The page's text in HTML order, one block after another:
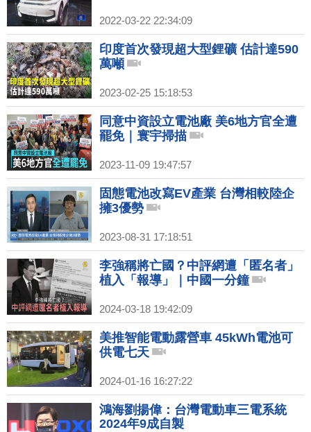
2022-03-22 22:34:09
印度首次發現超大型鋰礦 估計達590
萬噸
2023-02-25 15:18:53
同意中資設立電池廠 美6地方官全遭
罷免｜寰宇掃描
2023-11-09 19:47:57
固態電池改寫EV產業 台灣相較陸企
擁3優勢
2023-08-31 17:18:51
李強稱將亡國？中評網遭「匿名者」
植入「報導」｜中國一分鐘
2024-03-18 19:42:09
美推智能電動露營車 45kWh電池可
供電七天
2024-01-16 16:27:22
鴻海劉揚偉：台灣電動車三電系統
2024年9成自製